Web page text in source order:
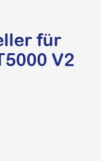
für
V2